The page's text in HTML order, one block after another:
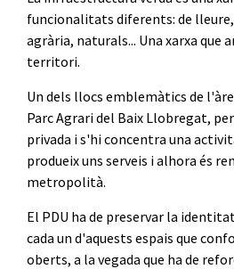
funcionalitats diferents: de
agrària, naturals... Una xarxa que
territori.
Un dels llocs emblemàtics de
Parc Agrari del Baix Llobregat,
privada i s'hi concentra una
produeix uns serveis i alhora és
metropolità.
El PDU ha de preservar la
cada un d'aquests espais que
oberts, a la vegada que ha de